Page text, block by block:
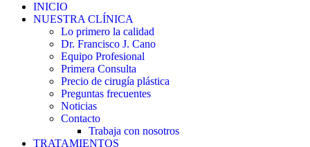
INICIO
NUESTRA CLÍNICA
Lo primero la calidad
Dr. Francisco J. Cano
Equipo Profesional
Primera Consulta
Precio de cirugía plástica
Preguntas frecuentes
Noticias
Contacto
Trabaja con nosotros
TRATAMIENTOS